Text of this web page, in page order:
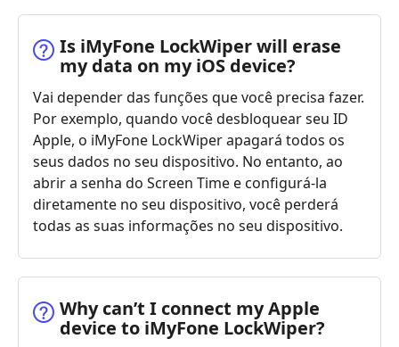
Is iMyFone LockWiper will erase
my data on my iOS device?
Vai depender das funções que você precisa fazer.
Por exemplo, quando você desbloquear seu ID
Apple, o iMyFone LockWiper apagará todos os
seus dados no seu dispositivo. No entanto, ao
abrir a senha do Screen Time e configurá-la
diretamente no seu dispositivo, você perderá
todas as suas informações no seu dispositivo.
Why can’t I connect my Apple
device to iMyFone LockWiper?